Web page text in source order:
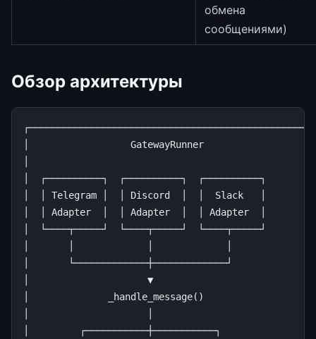
обмена
сообщениями)
Обзор архитектуры
┌─────────────────────────────────────────────────┐
│                  GatewayRunner                  │
│  ┌──────────┐  ┌──────────┐  ┌──────────┐       │
│  │ Telegram │  │ Discord  │  │  Slack   │       │
│  │ Adapter  │  │ Adapter  │  │ Adapter  │       │
│  └────┬─────┘  └────┬─────┘  └────┬─────┘       │
│       └─────────────┼─────────────┘             │
│                     ▼                           │
│              _handle_message()                  │
│         ┌───────────┼───────────┐               │